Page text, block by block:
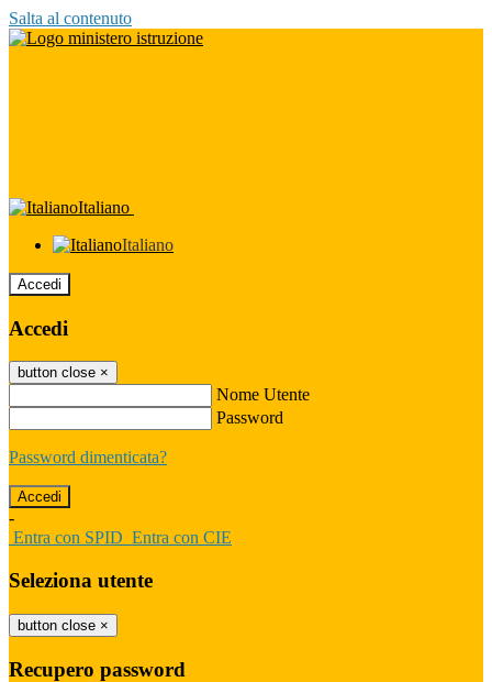
Salta al contenuto
Italiano
Italiano
Accedi
Accedi
button close ×
Nome Utente
Password
Password dimenticata?
-
Entra con SPID Entra con CIE
Seleziona utente
button close ×
Recupero password